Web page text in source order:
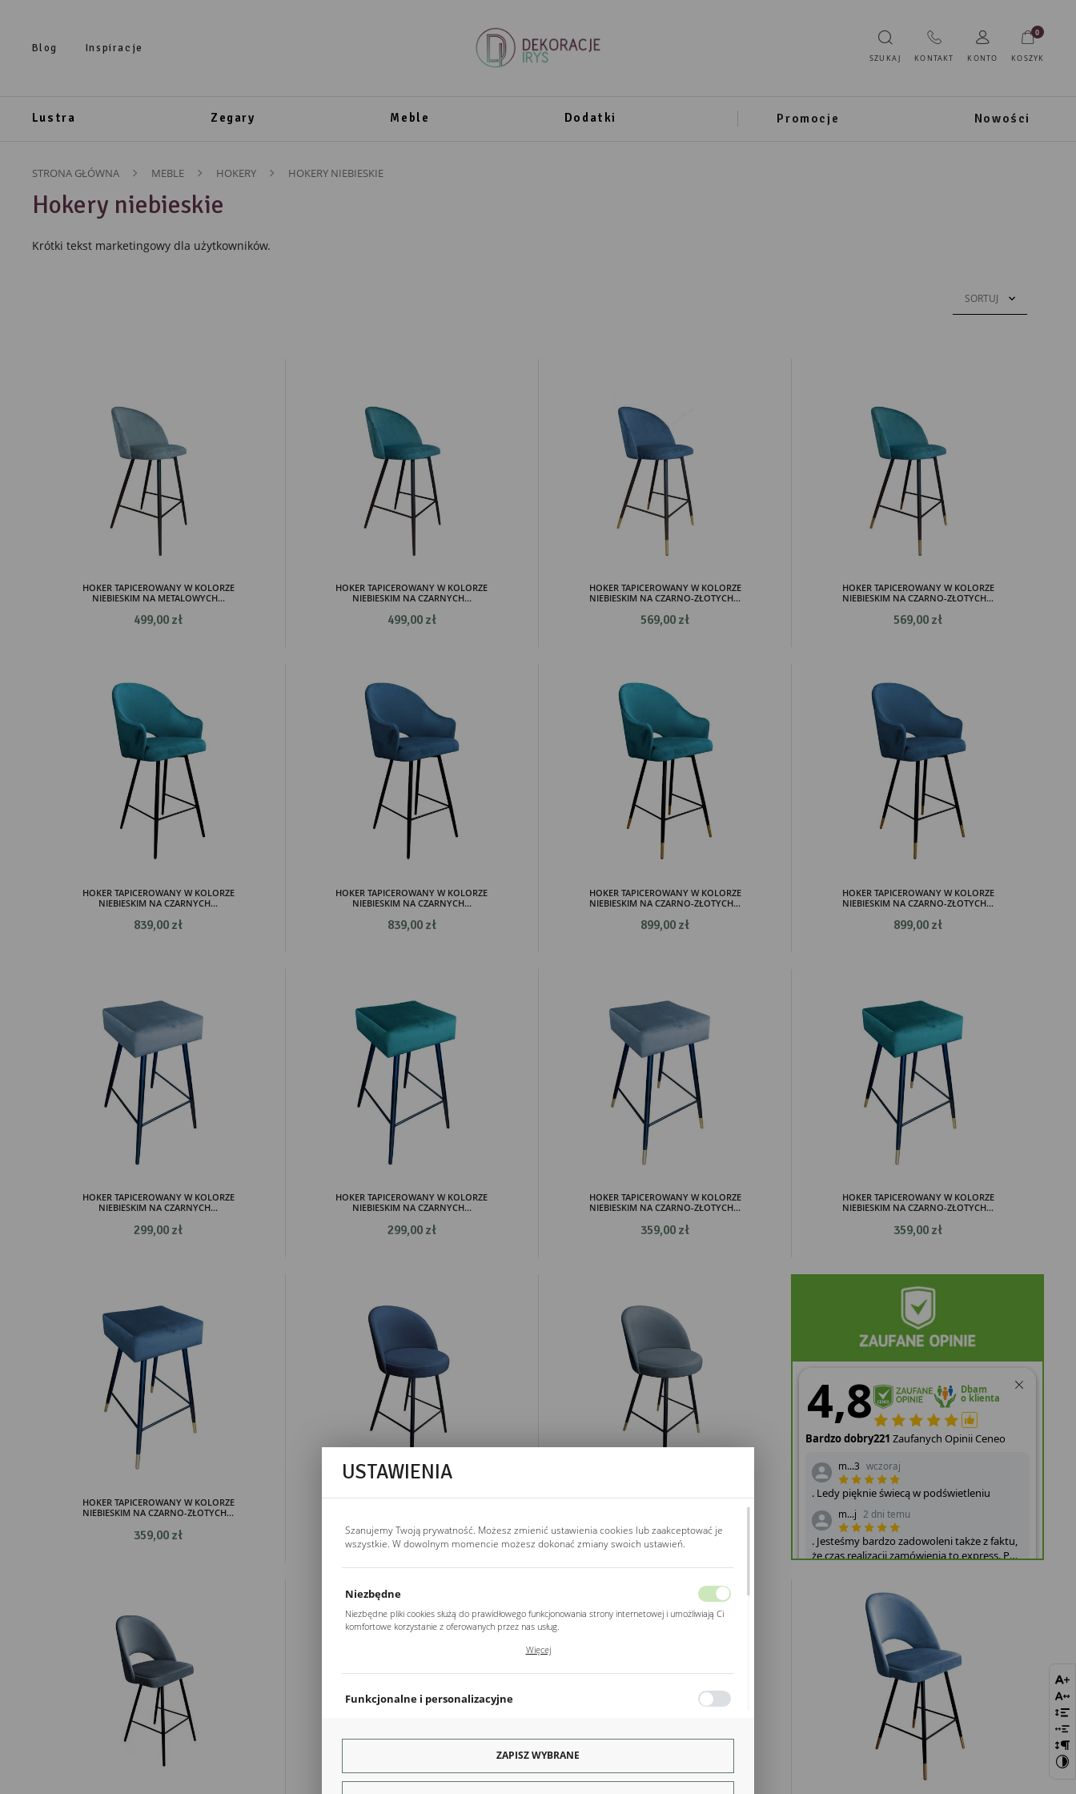
Blog Inspiracje
SZUKAJ KONTAKT KONTO KOSZYK
0
Lustra Zegary Meble Dodatki Promocje Nowości
STRONA GŁÓWNA MEBLE HOKERY HOKERY NIEBIESKIE
Hokery niebieskie
Krótki tekst marketingowy dla użytkowników.
SORTUJ
HOKER TAPICEROWANY W KOLORZE
NIEBIESKIM NA METALOWYCH...
499,00 zł
HOKER TAPICEROWANY W KOLORZE
NIEBIESKIM NA CZARNYCH...
499,00 zł
HOKER TAPICEROWANY W KOLORZE
NIEBIESKIM NA CZARNO-ZŁOTYCH...
569,00 zł
HOKER TAPICEROWANY W KOLORZE
NIEBIESKIM NA CZARNO-ZŁOTYCH...
569,00 zł
HOKER TAPICEROWANY W KOLORZE
NIEBIESKIM NA CZARNYCH...
839,00 zł
HOKER TAPICEROWANY W KOLORZE
NIEBIESKIM NA CZARNYCH...
839,00 zł
HOKER TAPICEROWANY W KOLORZE
NIEBIESKIM NA CZARNO-ZŁOTYCH...
899,00 zł
HOKER TAPICEROWANY W KOLORZE
NIEBIESKIM NA CZARNO-ZŁOTYCH...
899,00 zł
HOKER TAPICEROWANY W KOLORZE
NIEBIESKIM NA CZARNYCH...
299,00 zł
HOKER TAPICEROWANY W KOLORZE
NIEBIESKIM NA CZARNYCH...
299,00 zł
HOKER TAPICEROWANY W KOLORZE
NIEBIESKIM NA CZARNO-ZŁOTYCH...
359,00 zł
HOKER TAPICEROWANY W KOLORZE
NIEBIESKIM NA CZARNO-ZŁOTYCH...
359,00 zł
HOKER TAPICEROWANY W KOLORZE
NIEBIESKIM NA CZARNO-ZŁOTYCH...
359,00 zł
HOKER TAPICEROWANY W KOLORZE
689,00 zł
HOKER TAPICEROWANY W KOLORZE
749,00 zł
USTAWIENIA
Szanujemy Twoją prywatność. Możesz zmienić ustawienia cookies lub zaakceptować je
wszystkie. W dowolnym momencie możesz dokonać zmiany swoich ustawień.
Niezbędne
Niezbędne pliki cookies służą do prawidłowego funkcjonowania strony internetowej i umożliwiają Ci
komfortowe korzystanie z oferowanych przez nas usług.
Twoich ustawień preferencji prywatności, logowania czy wypełniania formularzy. Dzięki plikom
Więcej
Funkcjonalne i personalizacyjne
strony poprzez dopasowanie jej do Twoich indywidualnych preferencji. Wyrażenie zgody na
funkcjonalne i personalizacyjne pliki cookies gwarantuje dostępność większej ilości funkcji na stronie.
Więcej
ZAPISZ WYBRANE